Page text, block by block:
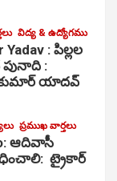
విద్య & ఉద్యోగము
: పిల్లల
పునాది :
కుమార్ యాదవ్
ప్రముఖ వార్తలు
ఆదివాసీ
ట్రైకార్